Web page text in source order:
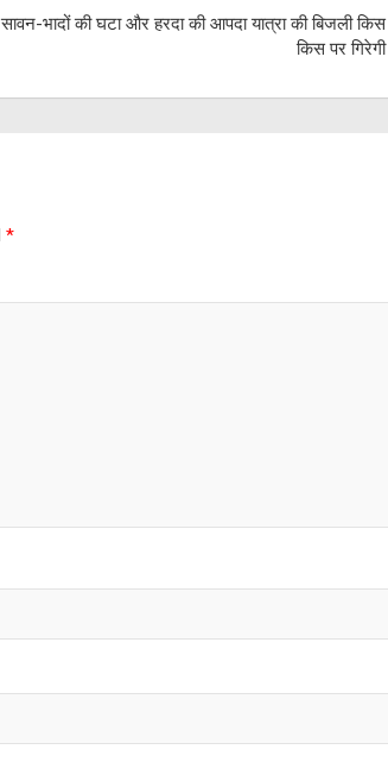
सावन-भादों की घटा और हरदा की आपदा यात्रा की बिजली किस
किस पर गिरेगी
*